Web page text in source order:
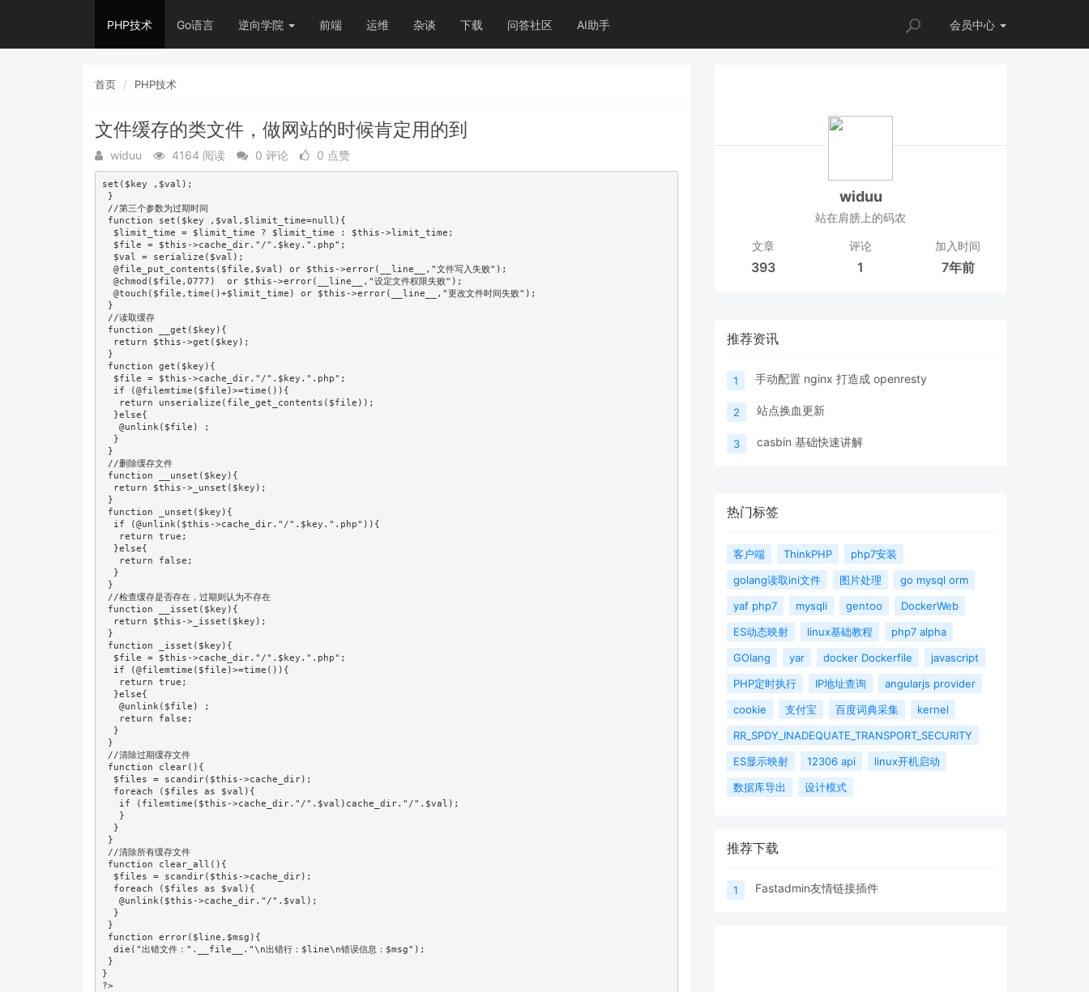
会员中心
PHP技术 Go语言 逆向学院 前端 运维 杂谈 下载 问答社区 AI助手
首页 PHP技术
文件缓存的类文件，做网站的时候肯定用的到
widuu 4164 阅读 0 评论 0 点赞
set($key ,$val);
}
//第三个参数为过期时间
function set($key ,$val,$limit_time=null){
  $limit_time = $limit_time ? $limit_time : $this->limit_time;
  $file = $this->cache_dir."/".$key.".php";
  $val = serialize($val);
  @file_put_contents($file,$val) or $this->error(__line__,"文件写入失败");
  @chmod($file,0777)  or $this->error(__line__,"设定文件权限失败");
  @touch($file,time()+$limit_time) or $this->error(__line__,"更改文件时间失败");
}
//读取缓存
function __get($key){
  return $this->get($key);
}
function get($key){
  $file = $this->cache_dir."/".$key.".php";
  if (@filemtime($file)>=time()){
   return unserialize(file_get_contents($file));
  }else{
   @unlink($file) ;
  }
}
//删除缓存文件
function __unset($key){
  return $this->_unset($key);
}
function _unset($key){
  if (@unlink($this->cache_dir."/".$key.".php")){
   return true;
  }else{
   return false;
  }
}
//检查缓存是否存在，过期则认为不存在
function __isset($key){
  return $this->_isset($key);
}
function _isset($key){
  $file = $this->cache_dir."/".$key.".php";
  if (@filemtime($file)>=time()){
   return true;
  }else{
   @unlink($file) ;
   return false;
  }
}
//清除过期缓存文件
function clear(){
  $files = scandir($this->cache_dir);
  foreach ($files as $val){
   if (filemtime($this->cache_dir."/".$val)cache_dir."/".$val);
   }
  }
}
//清除所有缓存文件
function clear_all(){
  $files = scandir($this->cache_dir);
  foreach ($files as $val){
   @unlink($this->cache_dir."/".$val);
  }
}
function error($line,$msg){
  die("出错文件：".__file__."\n出错行：$line\n错误信息：$msg");
}
}
?>
widuu
站在肩膀上的码农
文章
393
评论
1
加入时间
7年前
推荐资讯
1 手动配置 nginx 打造成 openresty
2 站点换血更新
3 casbin 基础快速讲解
热门标签
客户端 ThinkPHP
php7安装
golang读取ini文件
图片处理
go mysql orm
yaf php7
mysqli gentoo
DockerWeb
ES动态映射
linux基础教程
php7 alpha
GOlang
yar docker Dockerfile
javascript
PHP定时执行
IP地址查询
angularjs provider
cookie
支付宝 百度词典采集
kernel
RR_SPDY_INADEQUATE_TRANSPORT_SECURITY
ES显示映射
12306 api
linux开机启动
数据库导出
设计模式
推荐下载
1 Fastadmin友情链接插件